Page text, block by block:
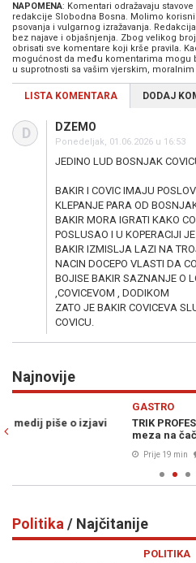
NAPOMENA: Komentari odražavaju
redakcije Slobodna Bosna. Molimo
psovanja i vulgarnog izražavanja.
bez najave i objašnjenja. Zbog velikog
obrisati sve komentare koji krše pravila.
mogućnost da među komentarima mogu
u suprotnosti sa vašim vjerskim,
LISTA KOMENTARA DODAJ
D DZEMO
Ponedeljak, 01.06.2026 u 16:53
JEDINO LUD BOSNJAK
BAKIR I COVIC IMAJU
KLEPANJE PARA OD
BAKIR MORA IGRATI KAKO
POSLUSAO I U KOPERACIJI
BAKIR IZMISLJA LAZI NA
NACIN DOCEPO VLASTI DA
BOJISE BAKIR SAZNANJE O
,COVICEVOM , DODIKOM
ZATO JE BAKIR COVICEVA
COVICU.
Najnovije
TRIK PROFESIONALNIH KUHARA:
Politika / Najčitanije